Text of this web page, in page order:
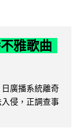
雅歌曲
廣播系統離奇
侵，正調查事